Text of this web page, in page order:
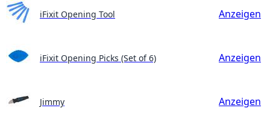
iFixit Opening Tool Anzeigen
iFixit Opening Picks (Set of 6) Anzeigen
Jimmy Anzeigen